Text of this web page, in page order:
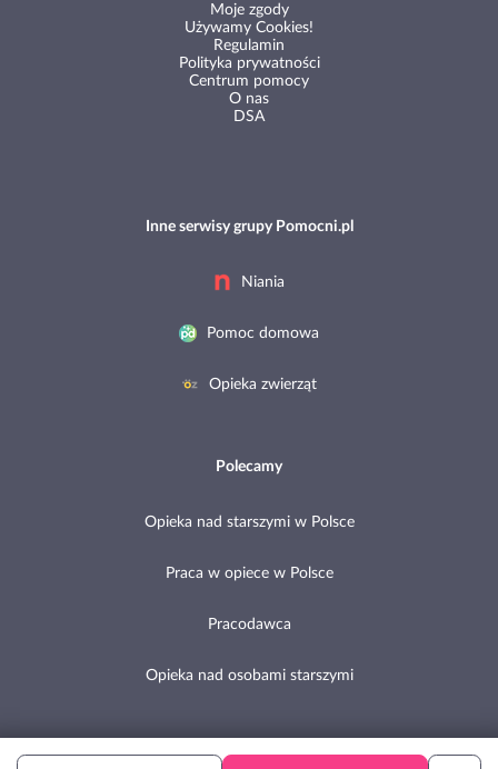
Moje zgody
Używamy Cookies!
Regulamin
Polityka prywatności
Centrum pomocy
O nas
DSA
Inne serwisy grupy Pomocni.pl
Niania
Pomoc domowa
Opieka zwierząt
Polecamy
Opieka nad starszymi w Polsce
Praca w opiece w Polsce
Pracodawca
Opieka nad osobami starszymi
Copyright © 2002-2026 Pomocni.pl